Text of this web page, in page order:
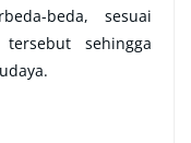
beda, sesuai
sehingga